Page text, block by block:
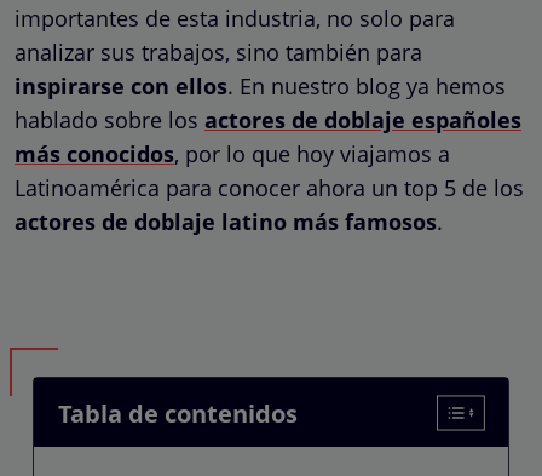
importantes de esta industria, no solo para
analizar sus trabajos, sino también para
inspirarse con ellos. En nuestro blog ya hemos
hablado sobre los actores de doblaje españoles
más conocidos, por lo que hoy viajamos a
Latinoamérica para conocer ahora un top 5 de los
actores de doblaje latino más famosos.
Tabla de contenidos